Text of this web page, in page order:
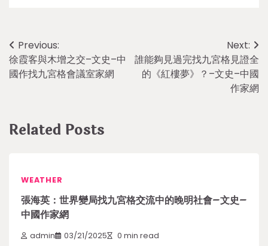
Post
navigation
Previous:
徐霞客與木增之交–文史–中
國作找九宮格會議室家網
Next:
誰能夠見過完找九宮格見證全
的《紅樓夢》？–文史–中國
作家網
Related Posts
WEATHER
張海英：世界變局找九宮格交流中的晚明社會–文史–
中國作家網
admin 03/21/2025 0 min read